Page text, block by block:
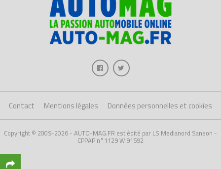
Contact Mentions légales Données personnelles et cookies
Copyright © 2009-2026 - AUTO-MAG.FR est édité par LS Medianord Sanson -
CPPAP n°1129 W 91592